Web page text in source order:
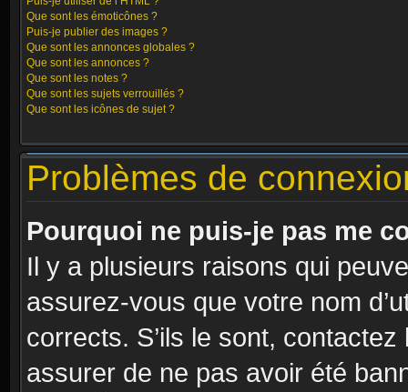
Que sont les émoticônes ?
Puis-je publier des images ?
Que sont les annonces globales ?
Que sont les annonces ?
Que sont les notes ?
Que sont les sujets verrouillés ?
Que sont les icônes de sujet ?
Problèmes de
Pourquoi ne puis-je pas me
Il y a plusieurs raisons qui
assurez-vous que votre nom
corrects. S’ils le sont,
assurer de ne pas avoir été